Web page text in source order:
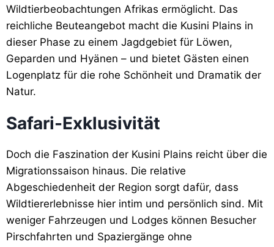
Wildtierbeobachtungen Afrikas ermöglicht. Das
reichliche Beuteangebot macht die Kusini Plains in
dieser Phase zu einem Jagdgebiet für Löwen,
Geparden und Hyänen – und bietet Gästen einen
Logenplatz für die rohe Schönheit und Dramatik der
Natur.
Safari-Exklusivität
Doch die Faszination der Kusini Plains reicht über die
Migrationssaison hinaus. Die relative
Abgeschiedenheit der Region sorgt dafür, dass
Wildtiererlebnisse hier intim und persönlich sind. Mit
weniger Fahrzeugen und Lodges können Besucher
Pirschfahrten und Spaziergänge ohne